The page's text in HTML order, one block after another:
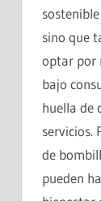
sino que
optar por
bajo
huella de
servicios.
de
pueden